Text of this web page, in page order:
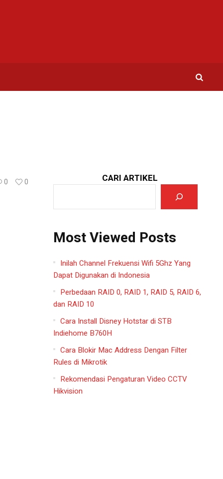
0 0 CARI ARTIKEL
Most Viewed Posts
Inilah Channel Frekuensi Wifi 5Ghz Yang
Dapat Digunakan di Indonesia
Perbedaan RAID 0, RAID 1, RAID 5, RAID 6,
dan RAID 10
Cara Install Disney Hotstar di STB
Indiehome B760H
Cara Blokir Mac Address Dengan Filter
Rules di Mikrotik
Rekomendasi Pengaturan Video CCTV
Hikvision